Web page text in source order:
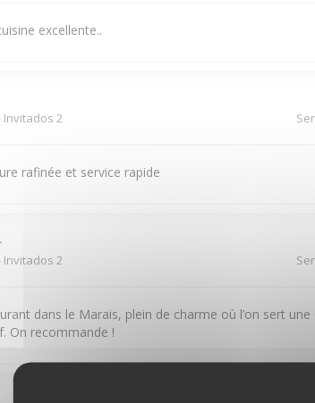
excellente..
Invitados 2
rafinée et service rapide
Invitados 2
dans le Marais, plein de charme où l’on sert
On recommande !